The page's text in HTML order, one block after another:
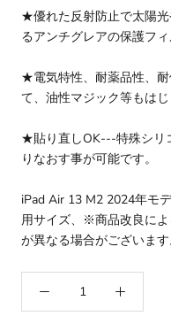
★優れた反射防止で太陽
るアンチグレアの保護フィ
★電気特性、耐薬品性、
て、油性マジック等もはじ
★貼り直しOK---特殊シリ
りなおす事が可能です。
iPad Air 13 M2 2024年モ
用サイズ、※商品改良に
が異なる場合がございます